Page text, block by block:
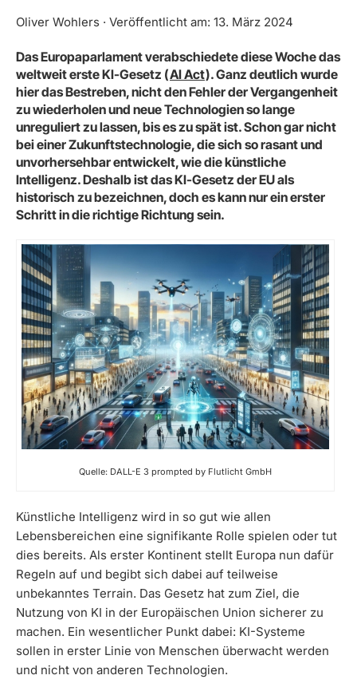
Oliver Wohlers · Veröffentlicht am: 13. März 2024
Das Europaparlament verabschiedete diese Woche das
weltweit erste KI-Gesetz (AI Act). Ganz deutlich wurde
hier das Bestreben, nicht den Fehler der Vergangenheit
zu wiederholen und neue Technologien so lange
unreguliert zu lassen, bis es zu spät ist. Schon gar nicht
bei einer Zukunftstechnologie, die sich so rasant und
unvorhersehbar entwickelt, wie die künstliche
Intelligenz. Deshalb ist das KI-Gesetz der EU als
historisch zu bezeichnen, doch es kann nur ein erster
Schritt in die richtige Richtung sein.
Quelle: DALL-E 3 prompted by Flutlicht GmbH
Künstliche Intelligenz wird in so gut wie allen
Lebensbereichen eine signifikante Rolle spielen oder tut
dies bereits. Als erster Kontinent stellt Europa nun dafür
Regeln auf und begibt sich dabei auf teilweise
unbekanntes Terrain. Das Gesetz hat zum Ziel, die
Nutzung von KI in der Europäischen Union sicherer zu
machen. Ein wesentlicher Punkt dabei: KI-Systeme
sollen in erster Linie von Menschen überwacht werden
und nicht von anderen Technologien.